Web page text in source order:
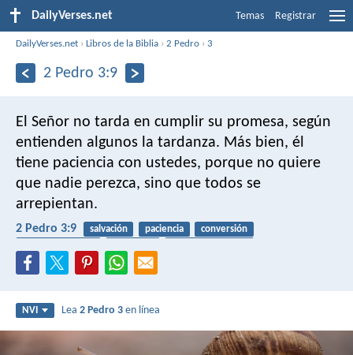
DailyVerses.net Temas Registrar
DailyVerses.net ›Libros de la Biblia ›2 Pedro ›3
2 Pedro 3:9
El Señor no tarda en cumplir su promesa, según
entienden algunos la tardanza. Más bien, él
tiene paciencia con ustedes, porque no quiere
que nadie perezca, sino que todos se
arrepientan.
2 Pedro 3:9 salvación paciencia
conversión
NVI Lea2 Pedro 3 en línea